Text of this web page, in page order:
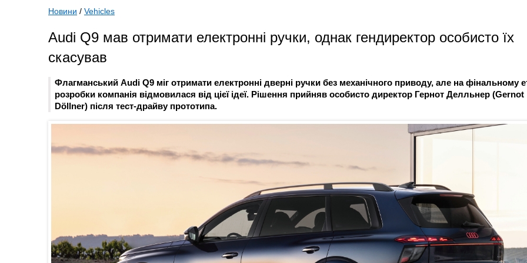
Новини / Vehicles
Audi Q9 мав отримати електронні ручки, однак гендиректор особисто їх
скасував
Флагманський Audi Q9 міг отримати електронні дверні ручки без механічного приводу, але на фінальному
розробки компанія відмовилася від цієї ідеї. Рішення прийняв особисто директор Гернот Делльнер (Gernot
Döllner) після тест-драйву прототипа.